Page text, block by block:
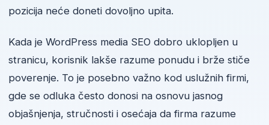
pozicija neće doneti dovoljno upita.
Kada je WordPress media SEO dobro uklopljen u
stranicu, korisnik lakše razume ponudu i brže stiče
poverenje. To je posebno važno kod uslužnih firmi,
gde se odluka često donosi na osnovu jasnog
objašnjenja, stručnosti i osećaja da firma razume